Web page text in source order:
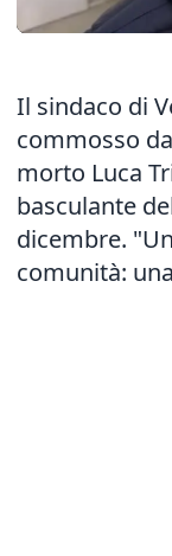
Il sindaco di
commosso
morto Luca
basculante
dicembre.
comunità: